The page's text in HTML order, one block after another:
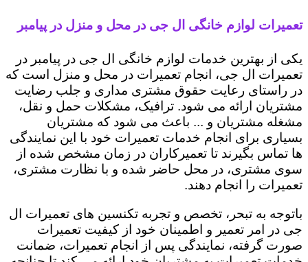
تعمیرات لوازم خانگی ال جی در محل و منزل در پیامبر
یکی از بهترین خدمات لوازم خانگی ال جی در پیامبر در
تعمیرات ال جی، انجام تعمیرات در محل و منزل است که
در راستای رعایت حقوق مشتری مداری و جلب رضایت
مشتریان ارائه می شود. ترافیک، مشکلات حمل و نقل،
مشغله مشتریان و ... باعث می شود که مشتریان
بسیاری برای انجام خدمات تعمیرات خود با این نمایندگی
ها تماس بگیرند تا تعمیرکاران در زمان مشخص شده از
سوی مشتری، در محل حاضر شده و با نظارت مشتری،
تعمیرات را انجام دهند.
باتوجه به تبحر، تخصص و تجربه تکنسین های تعمیرات ال
جی در امر تعمیر و اطمینان خود از کیفیت تعمیرات
صورت گرفته، نمایندگی پس از انجام تعمیرات، ضمانت